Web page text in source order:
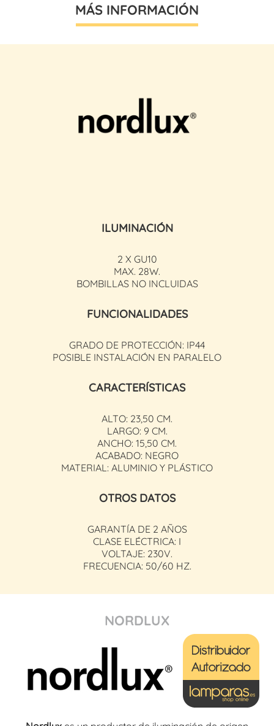
MÁS INFORMACIÓN
ILUMINACIÓN
2 X GU10
MAX. 28W.
BOMBILLAS NO INCLUIDAS
FUNCIONALIDADES
GRADO DE PROTECCIÓN: IP44
POSIBLE INSTALACIÓN EN PARALELO
CARACTERÍSTICAS
ALTO: 23,50 CM.
LARGO: 9 CM.
ANCHO: 15,50 CM.
ACABADO: NEGRO
MATERIAL: ALUMINIO Y PLÁSTICO
OTROS DATOS
GARANTÍA DE 2 AÑOS
CLASE ELÉCTRICA: I
VOLTAJE: 230V.
FRECUENCIA: 50/60 HZ.
NORDLUX